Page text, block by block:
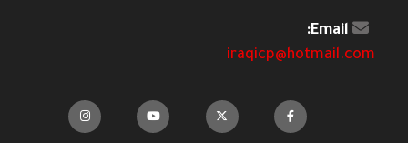
Email:
iraqicp@hotmail.com